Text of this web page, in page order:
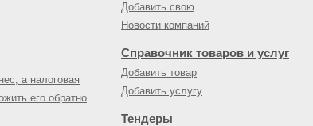
а налоговая
его обратно
Добавить свою
Новости компаний
Справочник товаров и услуг
Добавить товар
Добавить услугу
Тендеры